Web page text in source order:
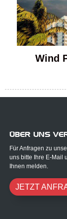
Wind
ÜBER UNS
Für Anfragen zu
uns bitte Ihre E-Mail
Ihnen melden.
JETZT